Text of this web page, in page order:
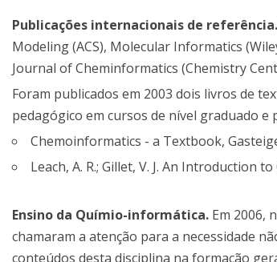
Publicações internacionais de referência.
Modeling (ACS), Molecular Informatics
Journal of Cheminformatics (Chemistry
Foram publicados em 2003 dois livros de
pedagógico em cursos de nível graduado e
Chemoinformatics - a Textbook,
Leach, A. R.; Gillet, V. J. An Introduction
Ensino da Químio-informática. Em 2006,
chamaram a atenção para a necessidade
conteúdos desta disciplina na formação